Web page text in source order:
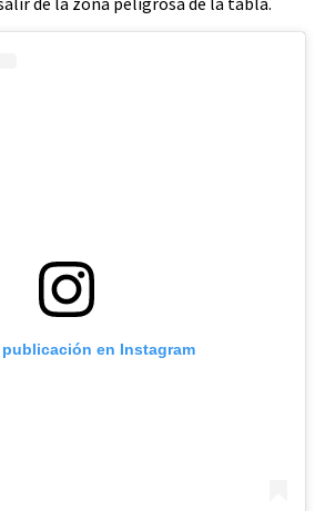
publicación en Instagram